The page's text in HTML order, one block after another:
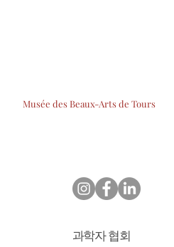
Musée des Beaux-Arts de Tours
과학자 협회